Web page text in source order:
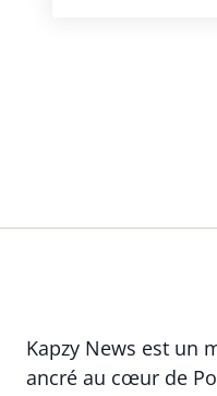
Kapzy News est un
ancré au cœur de